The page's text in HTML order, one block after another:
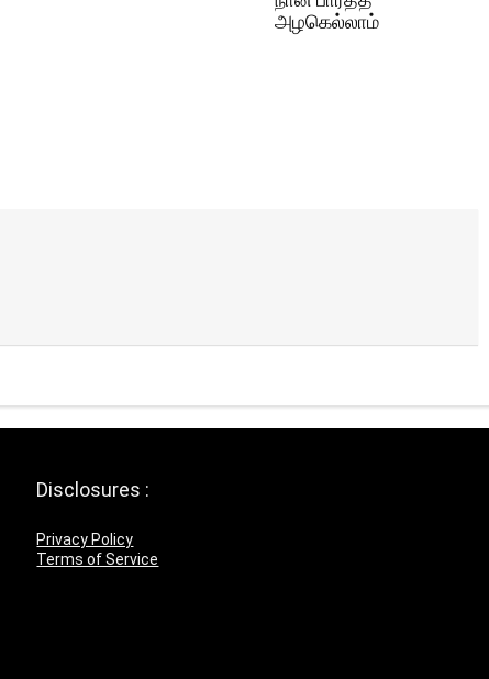
அழகெல்லாம்
Disclosures :
Privacy Policy
Terms of Service